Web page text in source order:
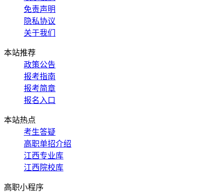
免责声明
隐私协议
关于我们
本站推荐
政策公告
报考指南
报考简章
报名入口
本站热点
考生答疑
高职单招介绍
江西专业库
江西院校库
高职小程序